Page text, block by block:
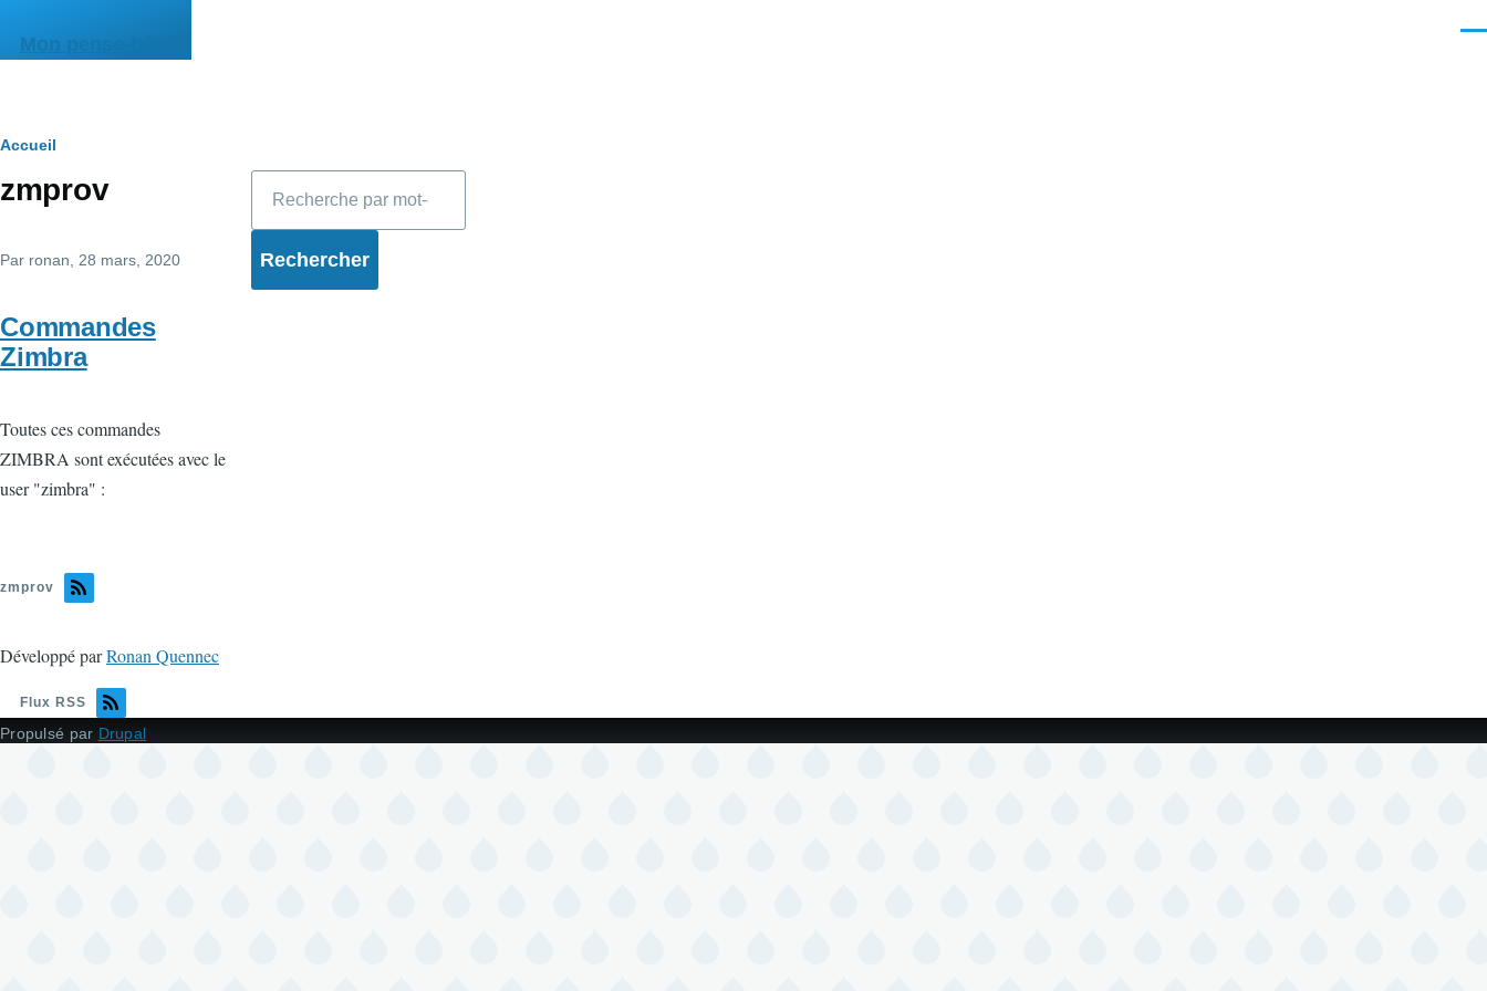
Mon pense-bête
Fil
d'Ariane
Accueil
zmprov
Par ronan , 28 mars, 2020
Commandes
Zimbra
Toutes ces commandes
ZIMBRA sont exécutées avec le
user "zimbra" :
zmprov
Développé parRonan Quennec
Flux RSS
Propulsé par Drupal